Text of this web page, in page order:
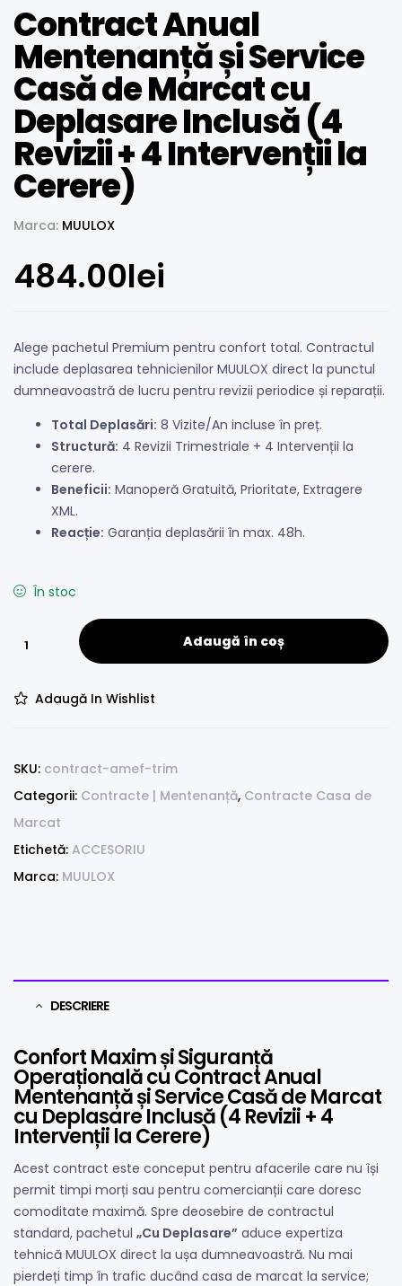
Contract Anual
Mentenanță și Service
Casă de Marcat cu
Deplasare Inclusă (4
Revizii + 4 Intervenții la
Cerere)
Marca: MUULOX
484.00lei
Alege pachetul Premium pentru confort total. Contractul
include deplasarea tehnicienilor MUULOX direct la punctul
dumneavoastră de lucru pentru revizii periodice și reparații.
Total Deplasări: 8 Vizite/An incluse în preț.
Structură: 4 Revizii Trimestriale + 4 Intervenții la
cerere.
Beneficii: Manoperă Gratuită, Prioritate, Extragere
XML.
Reacție: Garanția deplasării în max. 48h.
În stoc
Adaugă în coș
Adaugă In Wishlist
SKU: contract-amef-trim
Categorii: Contracte | Mentenanță, Contracte Casa de
Marcat
Etichetă: ACCESORIU
Marca: MUULOX
DESCRIERE
Confort Maxim și Siguranță
Operațională cu Contract Anual
Mentenanță și Service Casă de Marcat
cu Deplasare Inclusă (4 Revizii + 4
Intervenții la Cerere)
Acest contract este conceput pentru afacerile care nu își
permit timpi morți sau pentru comercianții care doresc
comoditate maximă. Spre deosebire de contractul
standard, pachetul „Cu Deplasare” aduce expertiza
tehnică MUULOX direct la ușa dumneavoastră. Nu mai
pierdeți timp în trafic ducând casa de marcat la service;